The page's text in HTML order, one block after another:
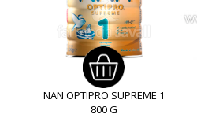
NAN OPTIPRO SUPREME 1
800 G